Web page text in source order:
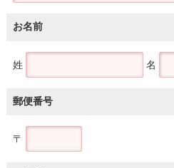
お名前
姓 名
郵便番号
〒